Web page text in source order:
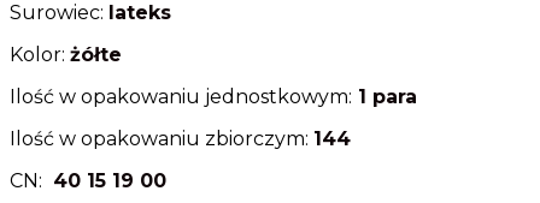
Surowiec: lateks
Kolor: żółte
Ilość w opakowaniu jednostkowym: 1 para
Ilość w opakowaniu zbiorczym: 144
CN: 40 15 19 00